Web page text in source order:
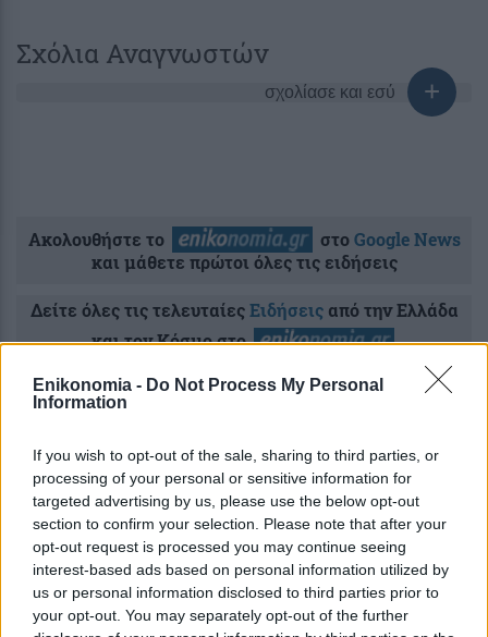
Enikonomia - Do Not Process My Personal
Information
If you wish to opt-out of the sale, sharing to third parties, or
processing of your personal or sensitive information for
targeted advertising by us, please use the below opt-out
section to confirm your selection. Please note that after your
opt-out request is processed you may continue seeing
interest-based ads based on personal information utilized by
us or personal information disclosed to third parties prior to
your opt-out. You may separately opt-out of the further
Σχόλια Αναγνωστών
σχολίασε και εσύ
Ακολουθήστε το στοGoogle News
και μάθετε πρώτοι όλες τις ειδήσεις
Δείτε όλες τις τελευταίεςΕιδήσειςαπό την Ελλάδα
και τον Κόσμο στο
Ροή Οικονομία Επιχειρήσεις Επικαιρότητα
19 λεπτά πριν
Εγκύκλιοι δημοσίων φορέων: Τι αλλάζει
από την 1η Οκτωβρίου 2026 σύμφωνα με
τον Χατζηδάκη